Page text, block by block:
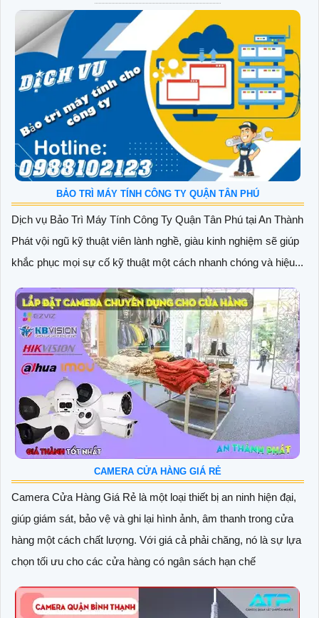
BẢO TRÌ MÁY TÍNH CÔNG TY QUẬN TÂN PHÚ
Dịch vụ Bảo Trì Máy Tính Công Ty Quận Tân Phú tại An Thành
Phát vội ngũ kỹ thuật viên lành nghề, giàu kinh nghiệm sẽ giúp
khắc phục mọi sự cố kỹ thuật một cách nhanh chóng và hiệu...
CAMERA CỬA HÀNG GIÁ RẺ
Camera Cửa Hàng Giá Rẻ là một loại thiết bị an ninh hiện đại,
giúp giám sát, bảo vệ và ghi lại hình ảnh, âm thanh trong cửa
hàng một cách chất lượng. Với giá cả phải chăng, nó là sự lựa
chọn tối ưu cho các cửa hàng có ngân sách hạn chế